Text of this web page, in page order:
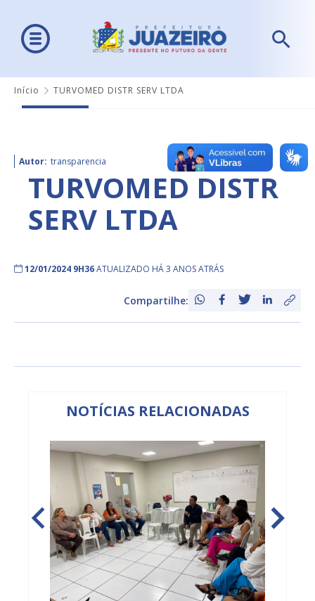
Início TURVOMED DISTR SERV LTDA
Autor: transparencia
TURVOMED DISTR
SERV LTDA
12/01/2024 9H36ATUALIZADO HÁ 3 ANOS ATRÁS
Compartilhe:
NOTÍCIAS RELACIONADAS